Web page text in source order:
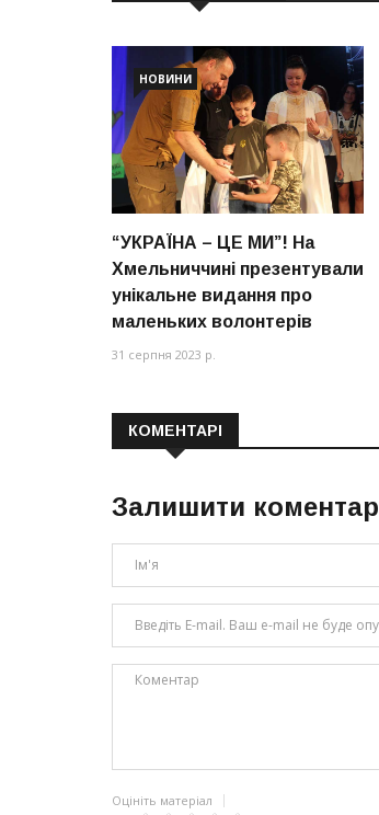
НОВИНИ
“УКРАЇНА – ЦЕ МИ”! На
Хмельниччині презентували
унікальне видання про
маленьких волонтерів
31 серпня 2023 р.
КОМЕНТАРІ
Залишити коментар
Оцініть матеріал